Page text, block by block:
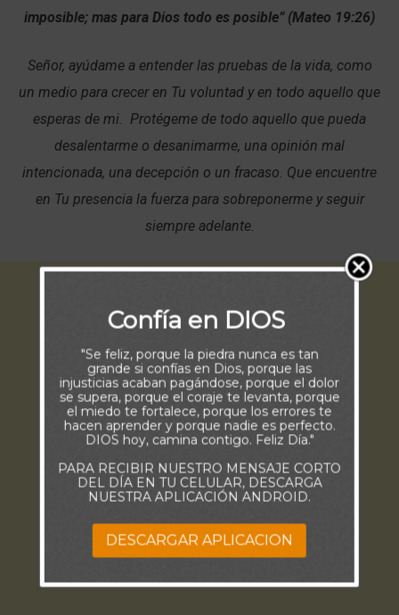
imposible; mas para Dios todo es posible” (Mateo 19:26)
Señor, ayúdame a entender las pruebas de la vida, como
un medio para crecer en Tu voluntad y en todo aquello que
esperas de mi. Protégeme de todo aquello que pueda
desalentarme o desanimarme, una opinión mal
intencionada, una decepción o un fracaso. Que encuentre
en Tu presencia la fuerza para sobreponerme y seguir
siempre adelante.
Confía en DIOS
"Se feliz, porque la piedra nunca es tan
grande si confías en Dios, porque las
injusticias acaban pagándose, porque el dolor
se supera, porque el coraje te levanta, porque
el miedo te fortalece, porque los errores te
hacen aprender y porque nadie es perfecto.
DIOS hoy, camina contigo. Feliz Día."
PARA RECIBIR NUESTRO MENSAJE CORTO
DEL DÍA EN TU CELULAR, DESCARGA
NUESTRA APLICACIÓN ANDROID.
DESCARGAR APLICACION